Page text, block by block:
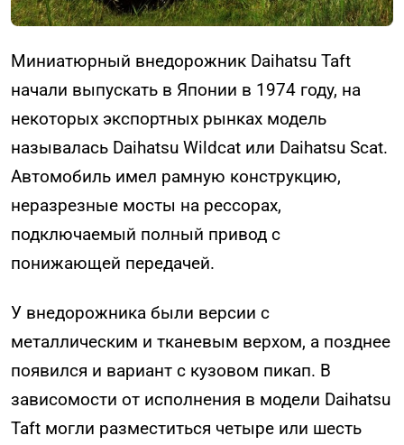
Миниатюрный внедорожник Daihatsu Taft
начали выпускать в Японии в 1974 году, на
некоторых экспортных рынках модель
называлась Daihatsu Wildcat или Daihatsu Scat.
Автомобиль имел рамную конструкцию,
неразрезные мосты на рессорах,
подключаемый полный привод с
понижающей передачей.
У внедорожника были версии с
металлическим и тканевым верхом, а позднее
появился и вариант с кузовом пикап. В
зависомости от исполнения в модели Daihatsu
Taft могли разместиться четыре или шесть